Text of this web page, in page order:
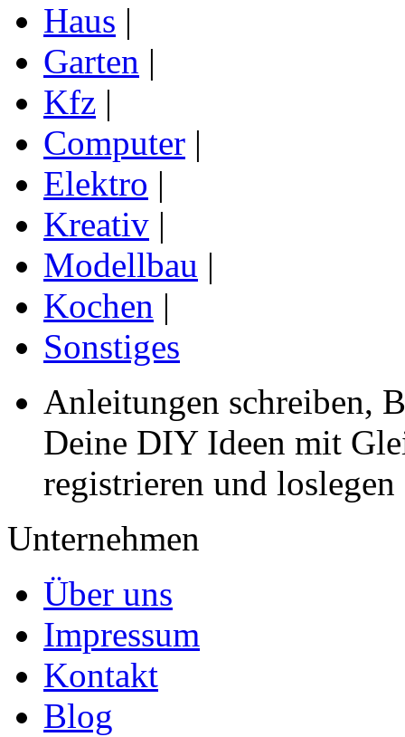
Haus |
Garten |
Kfz |
Computer |
Elektro |
Kreativ |
Modellbau |
Kochen |
Sonstiges
Anleitungen schreiben,
Deine DIY Ideen mit
registrieren und loslegen
Unternehmen
Über uns
Impressum
Kontakt
Blog